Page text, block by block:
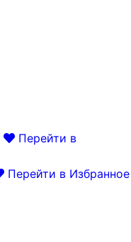
Перейти в
Перейти в Избранное